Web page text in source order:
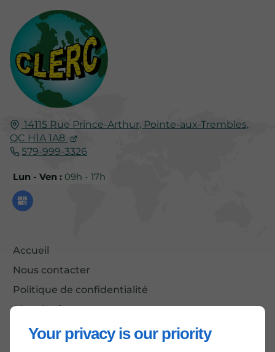
Your privacy is our priority
14115 Rue Prince-Arthur, Pointe-aux-Trembles,
QC H1A 1A8
579-999-3326
Lun - Ven :09h - 17h
Accueil
Nous contacter
Politique de confidentialité
Plan du site